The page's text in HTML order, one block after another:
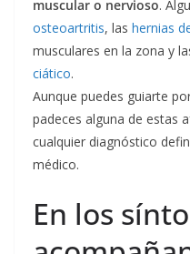
muscular o nervioso.
osteoartritis, las hernias
musculares en la zona y
ciático.
Aunque puedes guiarte
padeces alguna de estas
cualquier diagnóstico
médico.
En los